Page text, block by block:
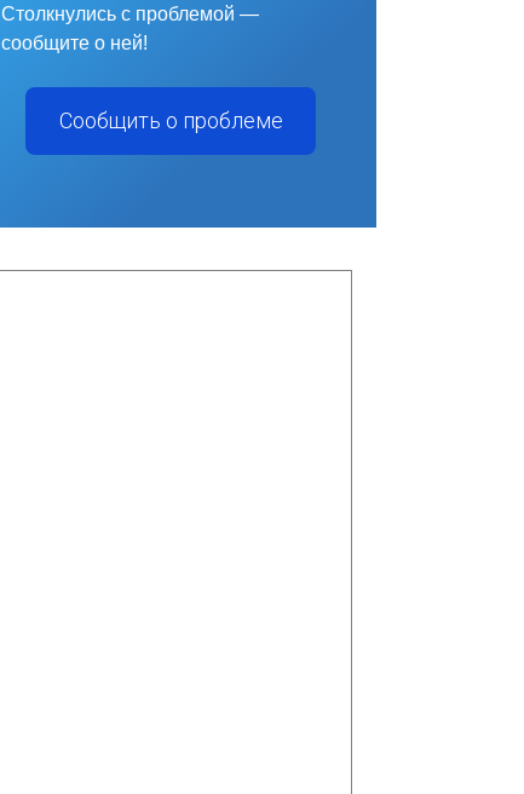
Столкнулись с проблемой —
сообщите о ней!
Сообщить о проблеме